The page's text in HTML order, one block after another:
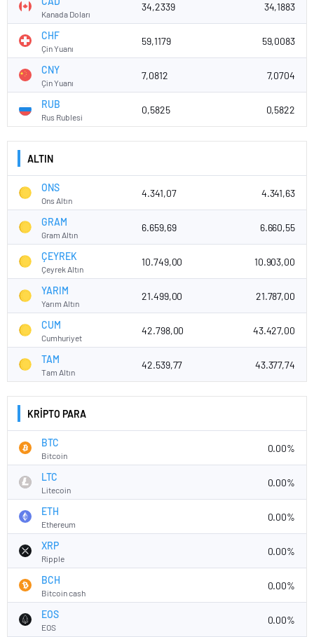
Kanada Doları
34,2339 34,1883
CHF
Çin Yuanı
59,1179 59,0083
CNY
Çin Yuanı
7,0812 7,0704
RUB
Rus Rublesi
0,5825 0,5822
ALTIN
ONS
Ons Altın
4.341,07 4.341,63
GRAM
Gram Altın
6.659,69 6.660,55
ÇEYREK
Çeyrek Altın
10.749,00 10.903,00
YARIM
Yarım Altın
21.499,00 21.787,00
CUM
Cumhuriyet
42.798,00 43.427,00
TAM
Tam Altın
42.539,77 43.377,74
KRİPTO PARA
BTC
Bitcoin
0.00%
LTC
Litecoin
0.00%
ETH
Ethereum
0.00%
XRP
Ripple
0.00%
BCH
Bitcoin cash
0.00%
EOS
EOS
0.00%